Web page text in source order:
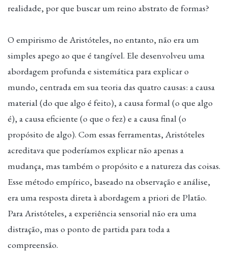
realidade, por que buscar um reino abstrato de formas?
O empirismo de Aristóteles, no entanto, não era um
simples apego ao que é tangível. Ele desenvolveu uma
abordagem profunda e sistemática para explicar o
mundo, centrada em sua teoria das quatro causas: a causa
material (do que algo é feito), a causa formal (o que algo
é), a causa eficiente (o que o fez) e a causa final (o
propósito de algo). Com essas ferramentas, Aristóteles
acreditava que poderíamos explicar não apenas a
mudança, mas também o propósito e a natureza das coisas.
Esse método empírico, baseado na observação e análise,
era uma resposta direta à abordagem a priori de Platão.
Para Aristóteles, a experiência sensorial não era uma
distração, mas o ponto de partida para toda a
compreensão.